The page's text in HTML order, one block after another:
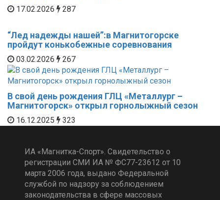
17.02.2026 287
“Лед надежды нашей”:в Магнитогорске
пройдут конькобежные соревнования
03.02.2026 267
В свой день рождения ГЛЦ «Металлург –
Магнитогорск» открыл горнолыжный сезон
16.12.2025 323
ИА «Магнитка-Спорт». Свидетельство о
регистрации СМИ ИА № ФС77-23612 от 10
марта 2006 года, выдано Федеральной
службой по надзору за соблюдением
законодательства в сфере массовых